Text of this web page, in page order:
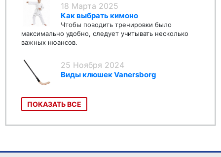
18 Марта 2025
Как выбрать кимоно
Чтобы поводить тренировки было
максимально удобно, следует учитывать несколько
важных нюансов.
25 Ноября 2024
Виды клюшек Vanersborg
ПОКАЗАТЬ ВСЕ